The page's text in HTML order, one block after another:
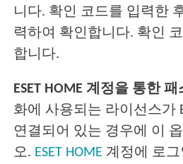
니다. 확인 코드를 입력한
력하여 확인합니다. 확인
합니다.
ESET HOME 계정을 통한
화에 사용되는 라이선스가
연결되어 있는 경우에 이
오. ESET HOME 계정에 로